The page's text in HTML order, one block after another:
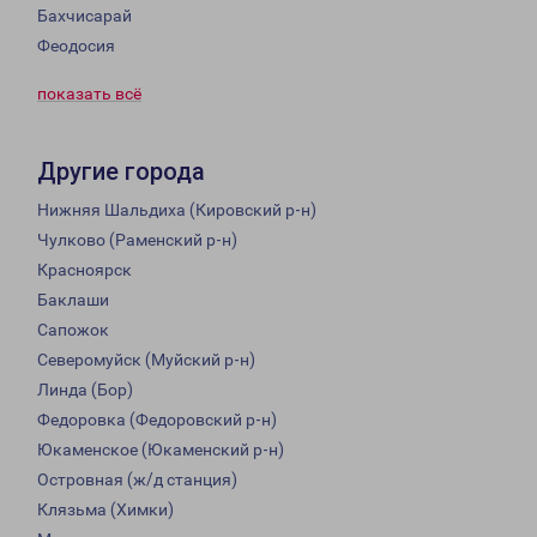
Бахчисарай
Феодосия
показать всё
Другие города
Нижняя Шальдиха (Кировский р-н)
Чулково (Раменский р-н)
Красноярск
Баклаши
Сапожок
Северомуйск (Муйский р-н)
Линда (Бор)
Федоровка (Федоровский р-н)
Юкаменское (Юкаменский р-н)
Островная (ж/д станция)
Клязьма (Химки)